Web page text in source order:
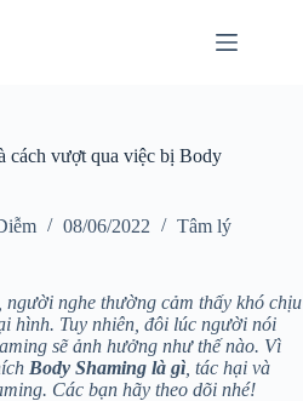
cách vượt qua việc bị Body
08/06/2022 Tâm lý
nghe thường cảm thấy khó chịu
hình. Tuy nhiên, đôi lúc người nói
sẽ ảnh hưởng như thế nào. Vì
Body Shaming là gì , tác hại và
Các bạn hãy theo dõi nhé!